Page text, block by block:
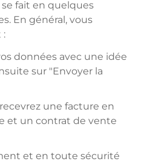
fait en quelques
En général, vous
:
données avec une idée
sur "Envoyer la
une facture en
et un contrat de vente
et en toute sécurité